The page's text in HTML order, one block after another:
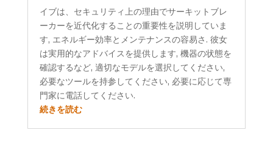
イブは、セキュリティ上の理由でサーキットブレ
ーカーを近代化することの重要性を説明していま
す, エネルギー効率とメンテナンスの容易さ. 彼女
は実用的なアドバイスを提供します, 機器の状態を
確認するなど, 適切なモデルを選択してください,
必要なツールを持参してください, 必要に応じて専
門家に電話してください.
続きを読む